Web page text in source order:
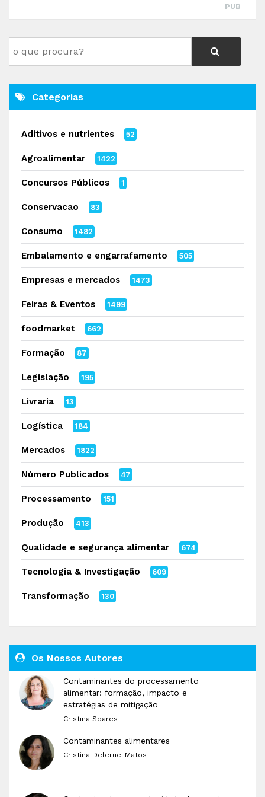
PUB
Categorias
Aditivos e nutrientes 52
Agroalimentar 1422
Concursos Públicos 1
Conservacao 83
Consumo 1482
Embalamento e engarrafamento 505
Empresas e mercados 1473
Feiras & Eventos 1499
foodmarket 662
Formação 87
Legislação 195
Livraria 13
Logística 184
Mercados 1822
Número Publicados 47
Processamento 151
Produção 413
Qualidade e segurança alimentar 674
Tecnologia & Investigação 609
Transformação 130
Os Nossos Autores
Contaminantes do processamento
alimentar: formação, impacto e
estratégias de mitigação
Cristina Soares
Contaminantes alimentares
Cristina Delerue-Matos